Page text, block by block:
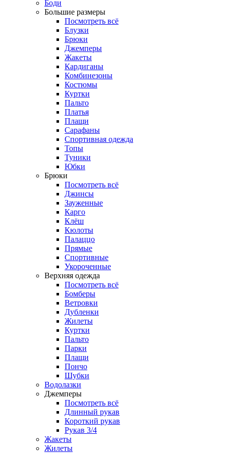
Боди
Большие размеры
Посмотреть всё
Блузки
Брюки
Джемперы
Жакеты
Кардиганы
Комбинезоны
Костюмы
Куртки
Пальто
Платья
Плащи
Сарафаны
Спортивная одежда
Топы
Туники
Юбки
Брюки
Посмотреть всё
Джинсы
Зауженные
Карго
Клёш
Кюлоты
Палаццо
Прямые
Спортивные
Укороченные
Верхняя одежда
Посмотреть всё
Бомберы
Ветровки
Дубленки
Жилеты
Куртки
Пальто
Парки
Плащи
Пончо
Шубки
Водолазки
Джемперы
Посмотреть всё
Длинный рукав
Короткий рукав
Рукав 3/4
Жакеты
Жилеты